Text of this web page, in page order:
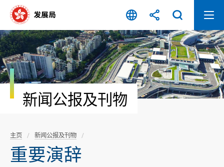
容
开
始
新闻公报及刊物
主页 新闻公报及刊物
重要演辞